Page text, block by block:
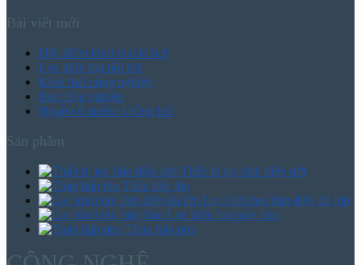
Bài viết mới
Đặc điểm khói thải lò hơi
Lọc khói bụi nồi hơi
Khói thải công nghiệp
Bụi công nghiệp
Nguồn ô nhiễm không khí
Sản phẩm
Thiết bị lọc tĩnh điện ướt
Tháp hấp thụ
Lọc khói bụi tĩnh điện đa lớp
Lọc khói bụi máy hàn
Tháp hấp phụ